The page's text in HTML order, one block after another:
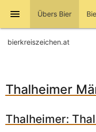
menu Übers Bier
bierkreiszeichen.at
Thalheimer
Thalheimer: